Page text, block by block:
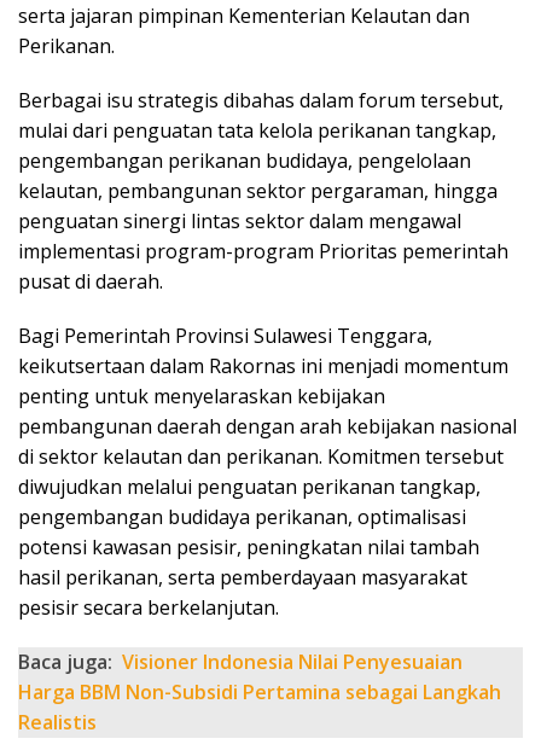
serta jajaran pimpinan Kementerian Kelautan dan
Perikanan.
Berbagai isu strategis dibahas dalam forum tersebut,
mulai dari penguatan tata kelola perikanan tangkap,
pengembangan perikanan budidaya, pengelolaan
kelautan, pembangunan sektor pergaraman, hingga
penguatan sinergi lintas sektor dalam mengawal
implementasi program-program Prioritas pemerintah
pusat di daerah.
Bagi Pemerintah Provinsi Sulawesi Tenggara,
keikutsertaan dalam Rakornas ini menjadi momentum
penting untuk menyelaraskan kebijakan
pembangunan daerah dengan arah kebijakan nasional
di sektor kelautan dan perikanan. Komitmen tersebut
diwujudkan melalui penguatan perikanan tangkap,
pengembangan budidaya perikanan, optimalisasi
potensi kawasan pesisir, peningkatan nilai tambah
hasil perikanan, serta pemberdayaan masyarakat
pesisir secara berkelanjutan.
Baca juga: Visioner Indonesia Nilai Penyesuaian
Harga BBM Non-Subsidi Pertamina sebagai Langkah
Realistis